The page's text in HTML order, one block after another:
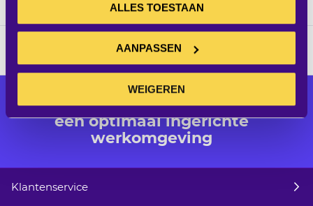
ALLES TOESTAAN
AANPASSEN
WEIGEREN
Alle audiovisuele producten voor
een optimaal ingerichte
werkomgeving
Klantenservice